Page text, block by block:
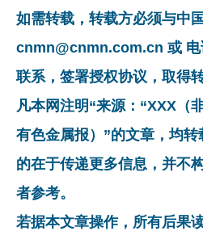
如需转载，转载方必须与中
cnmn@cnmn.com.cn 或 电
联系，签署授权协议，取得
凡本网注明“来源：“XXX（
有色金属报）”的文章，均转
的在于传递更多信息，并不
者参考。
若据本文章操作，所有后果